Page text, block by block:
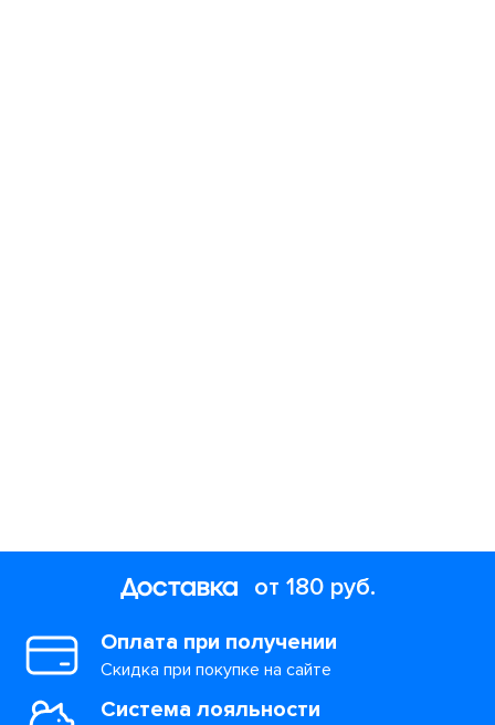
Доставка от 180 руб.
Оплата при получении
Скидка при покупке на сайте
Система лояльности